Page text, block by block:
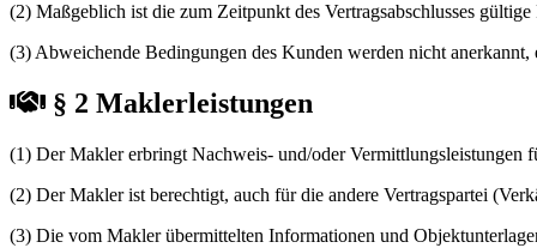
(2) Maßgeblich ist die zum Zeitpunkt des Vertragsabschlusses
(3) Abweichende Bedingungen des Kunden werden nicht
§ 2 Maklerleistungen
(1) Der Makler erbringt Nachweis- und/oder
(2) Der Makler ist berechtigt, auch für die andere Vertragspartei
(3) Die vom Makler übermittelten Informationen und